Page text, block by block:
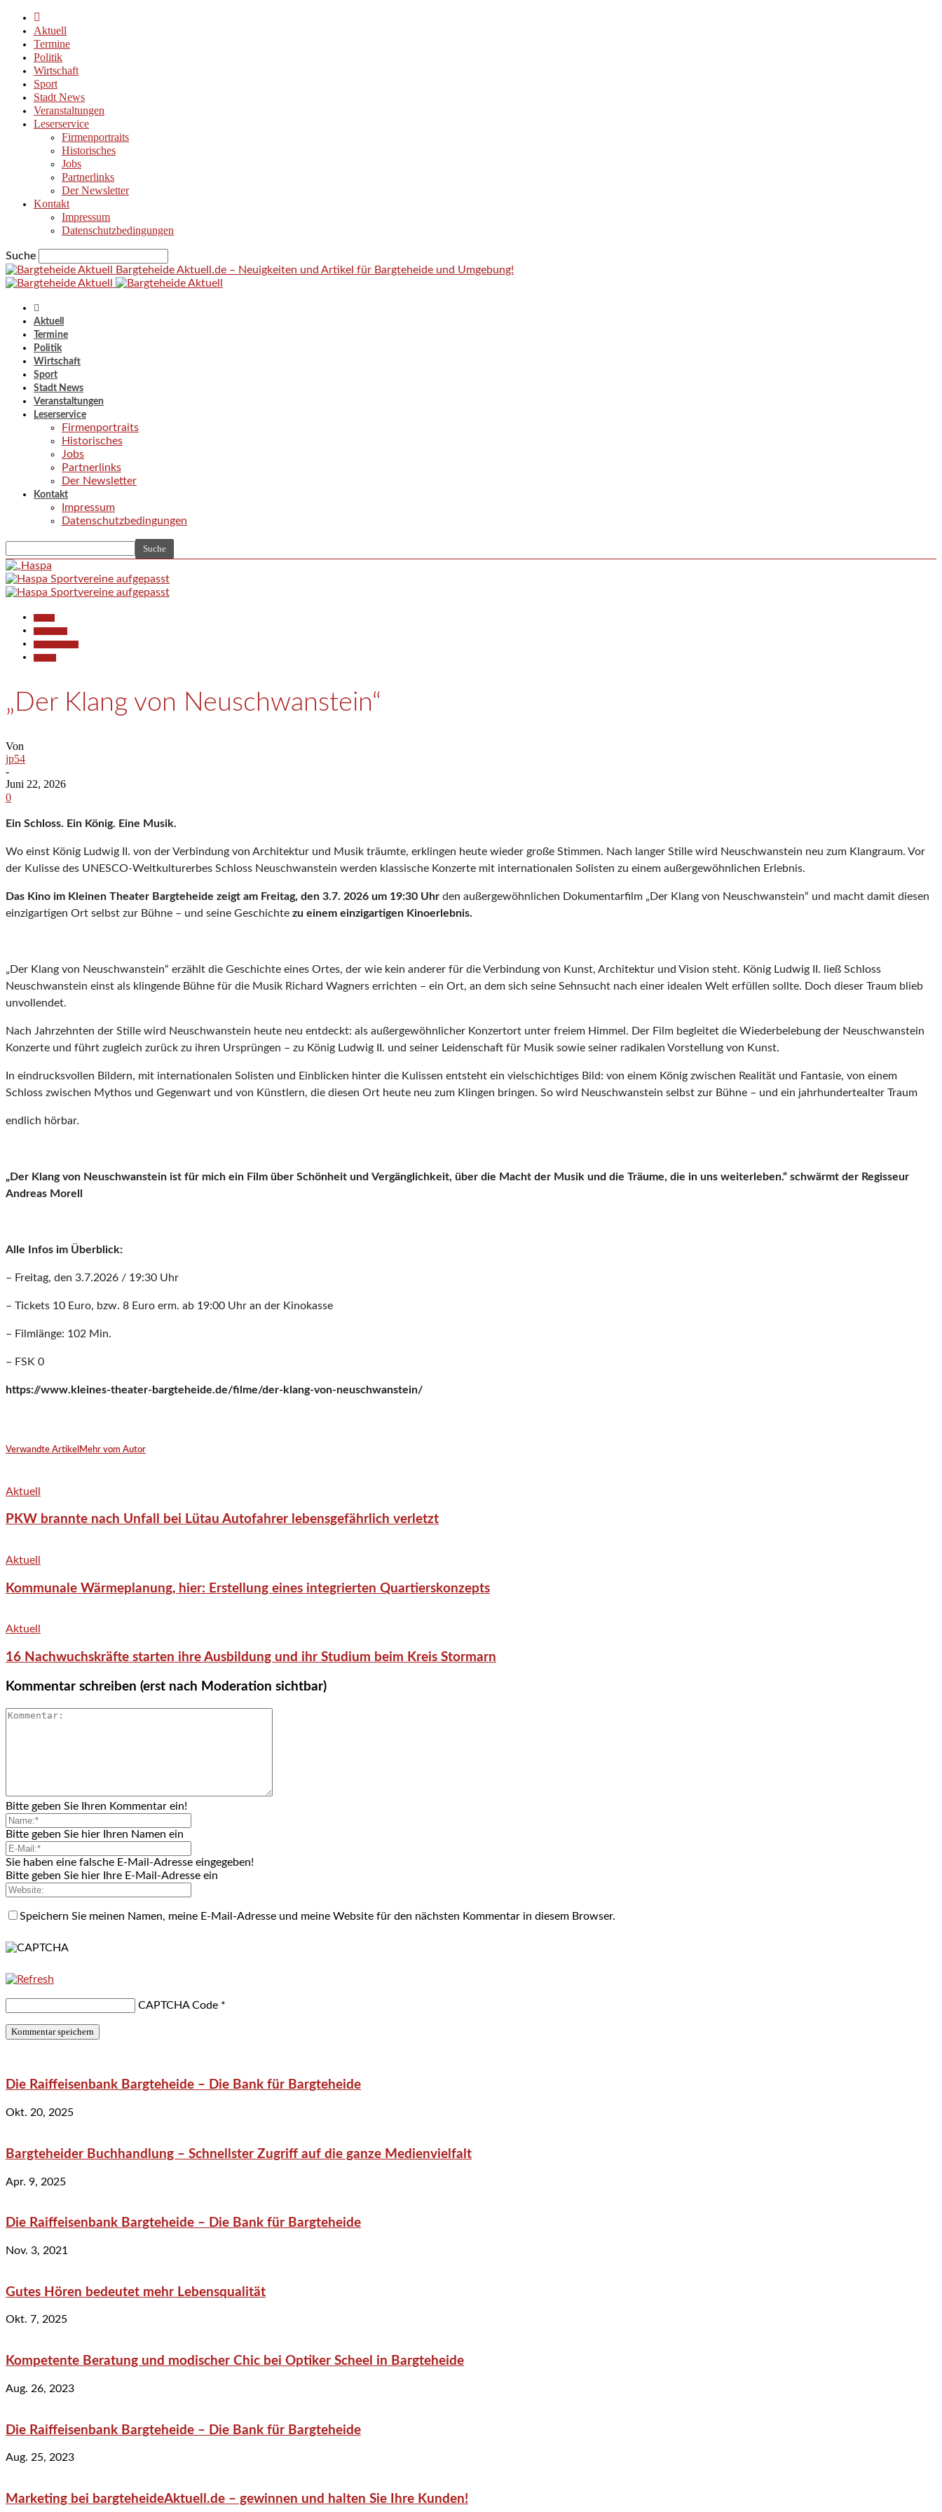
Aktuell
Termine
Politik
Wirtschaft
Sport
Stadt News
Veranstaltungen
Leserservice
Firmenportraits
Historisches
Jobs
Partnerlinks
Der Newsletter
Kontakt
Impressum
Datenschutzbedingungen
Suche
Bargteheide Aktuell.de – Neuigkeiten und Artikel für Bargteheide und Umgebung!
Aktuell
Termine
Politik
Wirtschaft
Sport
Stadt News
Veranstaltungen
Leserservice
Firmenportraits
Historisches
Jobs
Partnerlinks
Der Newsletter
Kontakt
Impressum
Datenschutzbedingungen
„Der Klang von Neuschwanstein“
Von
jp54
-
Juni 22, 2026
0
Ein Schloss. Ein König. Eine Musik.
Wo einst König Ludwig II. von der Verbindung von Architektur und Musik träumte, erklingen heute wieder große Stimmen. Nach langer Stille wird Neuschwanstein neu zum Klangraum. Vor
der Kulisse des UNESCO-Weltkulturerbes Schloss Neuschwanstein werden klassische Konzerte mit internationalen Solisten zu einem außergewöhnlichen Erlebnis.
Das Kino im Kleinen Theater Bargteheide zeigt am Freitag, den 3.7. 2026 um 19:30 Uhr den außergewöhnlichen Dokumentarfilm „Der Klang von Neuschwanstein“ und macht damit diesen
einzigartigen Ort selbst zur Bühne – und seine Geschichte zu einem einzigartigen Kinoerlebnis.
„Der Klang von Neuschwanstein“ erzählt die Geschichte eines Ortes, der wie kein anderer für die Verbindung von Kunst, Architektur und Vision steht. König Ludwig II. ließ Schloss
Neuschwanstein einst als klingende Bühne für die Musik Richard Wagners errichten – ein Ort, an dem sich seine Sehnsucht nach einer idealen Welt erfüllen sollte. Doch dieser Traum blieb
unvollendet.
Nach Jahrzehnten der Stille wird Neuschwanstein heute neu entdeckt: als außergewöhnlicher Konzertort unter freiem Himmel. Der Film begleitet die Wiederbelebung der Neuschwanstein
Konzerte und führt zugleich zurück zu ihren Ursprüngen – zu König Ludwig II. und seiner Leidenschaft für Musik sowie seiner radikalen Vorstellung von Kunst.
In eindrucksvollen Bildern, mit internationalen Solisten und Einblicken hinter die Kulissen entsteht ein vielschichtiges Bild: von einem König zwischen Realität und Fantasie, von einem
Schloss zwischen Mythos und Gegenwart und von Künstlern, die diesen Ort heute neu zum Klingen bringen. So wird Neuschwanstein selbst zur Bühne – und ein jahrhundertealter Traum
endlich hörbar.
„Der Klang von Neuschwanstein ist für mich ein Film über Schönheit und Vergänglichkeit, über die Macht der Musik und die Träume, die in uns weiterleben.“ schwärmt der Regisseur
Andreas Morell
Alle Infos im Überblick:
– Freitag, den 3.7.2026 / 19:30 Uhr
– Tickets 10 Euro, bzw. 8 Euro erm. ab 19:00 Uhr an der Kinokasse
– Filmlänge: 102 Min.
– FSK 0
https://www.kleines-theater-bargteheide.de/filme/der-klang-von-neuschwanstein/
Verwandte Artikel Mehr vom Autor
Aktuell
PKW brannte nach Unfall bei Lütau Autofahrer lebensgefährlich verletzt
Aktuell
Kommunale Wärmeplanung, hier: Erstellung eines integrierten Quartierskonzepts
Aktuell
16 Nachwuchskräfte starten ihre Ausbildung und ihr Studium beim Kreis Stormarn
Kommentar schreiben (erst nach Moderation sichtbar)
Bitte geben Sie Ihren Kommentar ein!
Bitte geben Sie hier Ihren Namen ein
Sie haben eine falsche E-Mail-Adresse eingegeben!
Bitte geben Sie hier Ihre E-Mail-Adresse ein
Speichern Sie meinen Namen, meine E-Mail-Adresse und meine Website für den nächsten Kommentar in diesem Browser.
CAPTCHA Code *
Die Raiffeisenbank Bargteheide – Die Bank für Bargteheide
Okt. 20, 2025
Bargteheider Buchhandlung – Schnellster Zugriff auf die ganze Medienvielfalt
Apr. 9, 2025
Die Raiffeisenbank Bargteheide – Die Bank für Bargteheide
Nov. 3, 2021
Gutes Hören bedeutet mehr Lebensqualität
Okt. 7, 2025
Kompetente Beratung und modischer Chic bei Optiker Scheel in Bargteheide
Aug. 26, 2023
Die Raiffeisenbank Bargteheide – Die Bank für Bargteheide
Aug. 25, 2023
Marketing bei bargteheideAktuell.de – gewinnen und halten Sie Ihre Kunden!